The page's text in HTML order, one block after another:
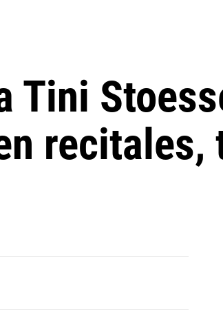
Tini
recitales,